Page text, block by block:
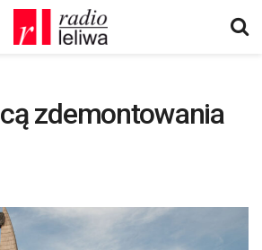
zdemontowania